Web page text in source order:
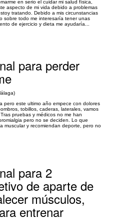
en serio el cuidar mi salud física,
aspecto de mi vida debido a problemas
tratando. Debido a mis circunstancias
sobre todo me interesaría tener unas
de ejercicio y dieta me ayudaría...
para perder
pero este ultimo año empece con dolores
tobillos, caderas, laterales, vamos
pruebas y médicos no me han
pero no se deciden. Lo que
muscular y recomiendan deporte, pero no
para 2
de aparte de
músculos,
entrenar